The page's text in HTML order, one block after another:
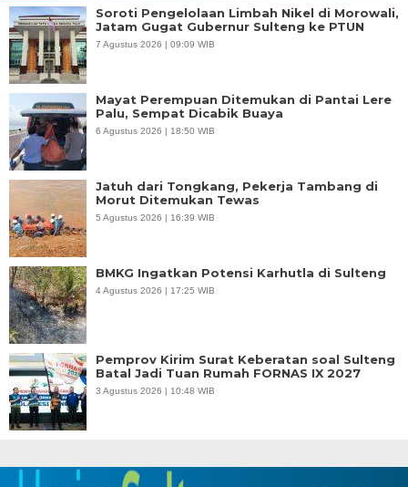
Soroti Pengelolaan Limbah Nikel di Morowali,
Jatam Gugat Gubernur Sulteng ke PTUN
7 Agustus 2026 | 09:09 WIB
Mayat Perempuan Ditemukan di Pantai Lere
Palu, Sempat Dicabik Buaya
6 Agustus 2026 | 18:50 WIB
Jatuh dari Tongkang, Pekerja Tambang di
Morut Ditemukan Tewas
5 Agustus 2026 | 16:39 WIB
BMKG Ingatkan Potensi Karhutla di Sulteng
4 Agustus 2026 | 17:25 WIB
Pemprov Kirim Surat Keberatan soal Sulteng
Batal Jadi Tuan Rumah FORNAS IX 2027
3 Agustus 2026 | 10:48 WIB